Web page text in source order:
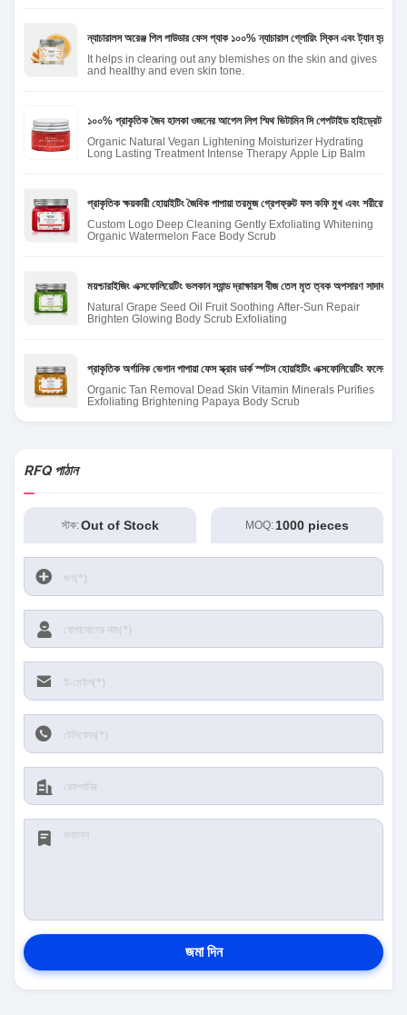
ন্যাচারালস অরেঞ্জ পিল পাউডার ফেস প্যাক ১০০% ন্যাচারাল গ্লোয়িং স্কিন এবং ট্যান হ্রাস
It helps in clearing out any blemishes on the skin and gives
and healthy and even skin tone.
১০০% প্রাকৃতিক জৈব হালকা ওজনের আপেল লিপ স্মিথ ভিটামিন সি পেপটাইড হাইড্রেট চকচকে
Organic Natural Vegan Lightening Moisturizer Hydrating
Long Lasting Treatment Intense Therapy Apple Lip Balm
প্রাকৃতিক ক্ষয়কারী হোয়াইটিং জৈবিক পাপায়া তরমুজ গ্রেপফ্রুট ফল কফি মুখ এবং শরীরের স্ক্রাব
Custom Logo Deep Cleaning Gently Exfoliating Whitening
Organic Watermelon Face Body Scrub
ময়শ্চারাইজিং এক্সফোলিয়েটিং ভলকান স্যান্ড দ্রাক্ষারস বীজ তেল মৃত ত্বক অপসারণ সাদাকরণ
Natural Grape Seed Oil Fruit Soothing After-Sun Repair
Brighten Glowing Body Scrub Exfoliating
প্রাকৃতিক অর্গানিক ভেগান পাপায়া ফেস স্ক্রাব ডার্ক স্পটস হোয়াইটিং এক্সফোলিয়েটিং ফলের শর্করা
Organic Tan Removal Dead Skin Vitamin Minerals Purifies
Exfoliating Brightening Papaya Body Scrub
RFQ পাঠান
স্টক:Out of Stock MOQ: 1000 pieces
জমা দিন